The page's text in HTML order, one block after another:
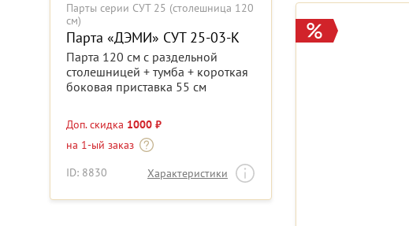
Парты серии СУТ 25 (столешница 120
см)
Парта «ДЭМИ» СУТ 25-03-К
Парта 120 см с раздельной
столешницей + тумба + короткая
боковая приставка 55 см
Доп. скидка 1000 ₽
на 1-ый заказ
ID: 8830
Характеристики